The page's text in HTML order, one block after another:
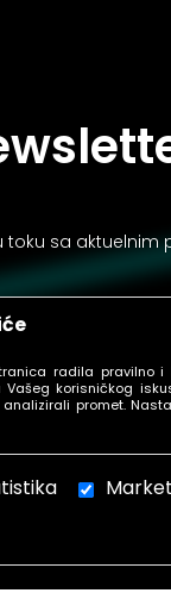
radila pravilno
korisničkog
promet.
toku sa aktuelnim